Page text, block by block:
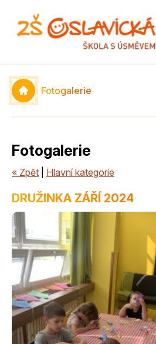
Fotogalerie
Fotogalerie
« Zpět Hlavní kategorie
DRUŽINKA ZÁŘÍ 2024